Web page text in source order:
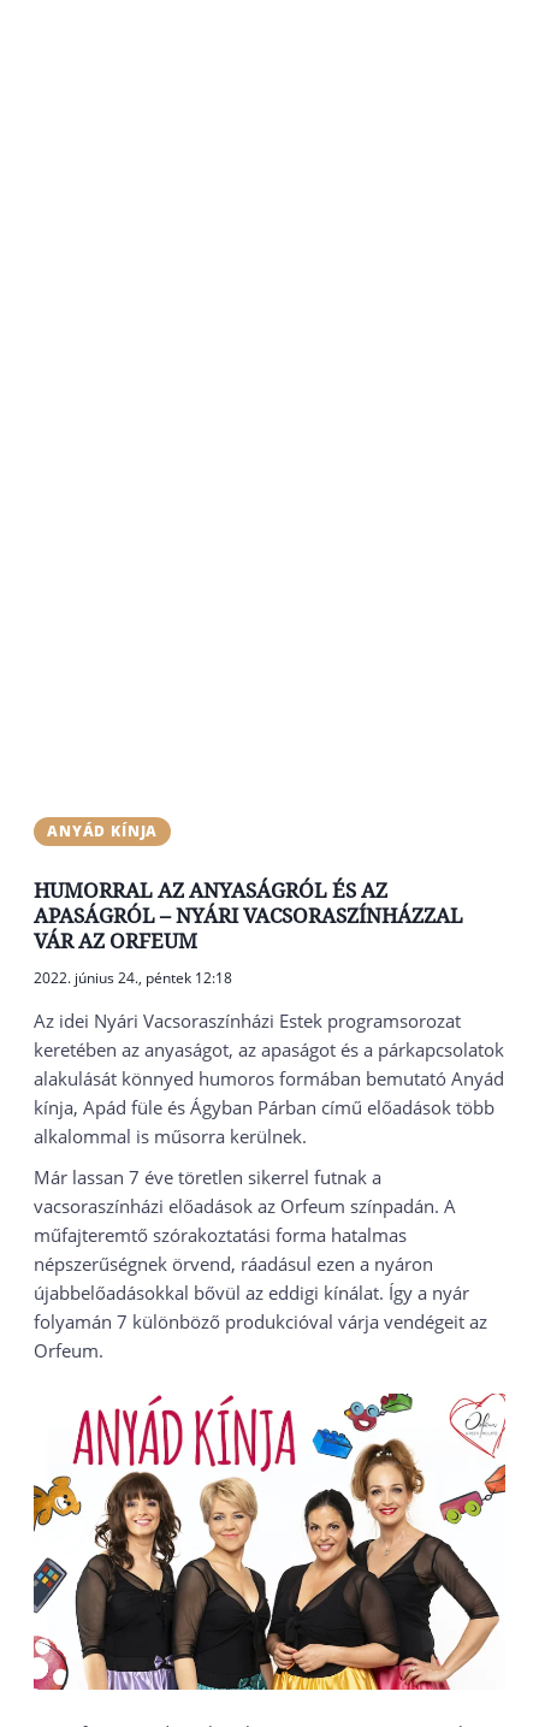
ANYÁD KÍNJA
HUMORRAL AZ ANYASÁGRÓL ÉS AZ
APASÁGRÓL – NYÁRI VACSORASZÍNHÁZZAL
VÁR AZ ORFEUM
2022. június 24., péntek 12:18
Az idei Nyári Vacsoraszínházi Estek programsorozat
keretében az anyaságot, az apaságot és a párkapcsolatok
alakulását könnyed humoros formában bemutató Anyád
kínja, Apád füle és Ágyban Párban című előadások több
alkalommal is műsorra kerülnek.
Már lassan 7 éve töretlen sikerrel futnak a
vacsoraszínházi előadások az Orfeum színpadán. A
műfajteremtő szórakoztatási forma hatalmas
népszerűségnek örvend, ráadásul ezen a nyáron
újabbelőadásokkal bővül az eddigi kínálat. Így a nyár
folyamán 7 különböző produkcióval várja vendégeit az
Orfeum.